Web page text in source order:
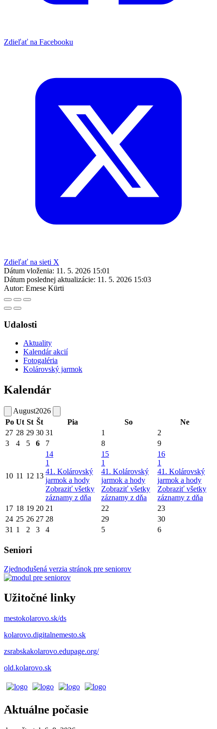
Zdieľať na Facebooku
Zdieľať na sieti X
Dátum vloženia: 11. 5. 2026 15:01
Dátum poslednej aktualizácie: 11. 5. 2026 15:03
Autor: Emese Kürti
Udalosti
Aktuality
Kalendár akcií
Fotogaléria
Kolárovský jarmok
Kalendár
August2026
Po Ut St Št Pia So
Ne
27 28 29 30 31 1
2
3
4 5 6 7 8 9
10 11 12 13
14
1
41. Kolárovský
jarmok a hody
Zobraziť všetky
záznamy z dňa
15
1
41. Kolárovský
jarmok a hody
Zobraziť všetky
záznamy z dňa
16
1
41. Kolárovský
jarmok a hody
Zobraziť všetky
záznamy z dňa
17 18 19 20 21 22
23
24 25 26 27 28 29
30
31 1 2 3 4 5 6
Seniori
Zjednodušená verzia stránok pre seniorov
Užitočné linky
mestokolarovo.sk/ds
kolarovo.digitalnemesto.sk
zsrabskakolarovo.edupage.org/
old.kolarovo.sk
Aktuálne počasie